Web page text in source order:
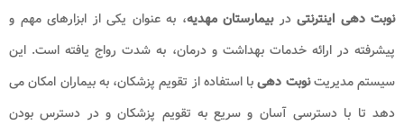
نوبت دهی اینترنتیدربیمارستان مهدیه، به عنوان یکی از ابزارهای مهم و
پیشرفته در ارائه خدمات بهداشت و درمان، به شدت رواج یافته است. این
سیستم مدیریتنوبت دهیبا استفاده از تقویم پزشکان، به بیماران امکان می
دهد تا با دسترسی آسان و سریع به تقویم پزشکان و در دسترس بودن